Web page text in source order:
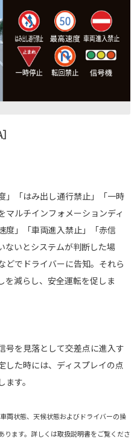
」「はみ出し通行禁止」「一時
マルチインフォメーションディ
度」「車両進入禁止」「赤信
ないとシステムが判断した場
どでドライバーに告知。それら
を減らし、安全運転を促しま
号を見落として交差点に進入す
した時には、ディスプレイの点
す。
状態、天候状態およびドライバーの操
ります。詳しくは取扱説明書をご覧くださ